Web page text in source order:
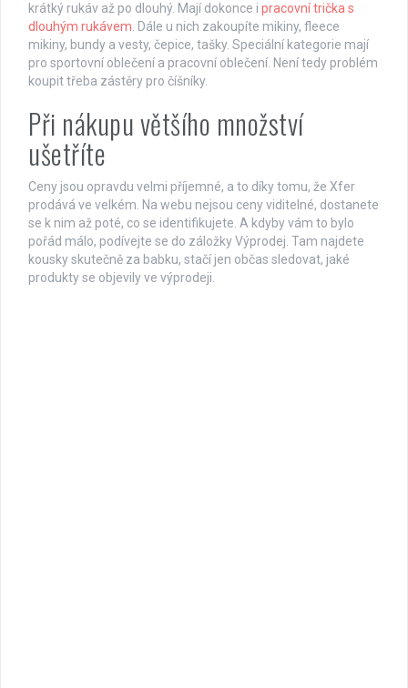
krátký rukáv až po dlouhý. Mají dokonce i pracovní trička s
dlouhým rukávem . Dále u nich zakoupíte mikiny, fleece
mikiny, bundy a vesty, čepice, tašky. Speciální kategorie mají
pro sportovní oblečení a pracovní oblečení. Není tedy problém
koupit třeba zástěry pro číšníky.
Při nákupu většího množství
ušetříte
Ceny jsou opravdu velmi příjemné, a to díky tomu, že Xfer
prodává ve velkém. Na webu nejsou ceny viditelné, dostanete
se k nim až poté, co se identifikujete. A kdyby vám to bylo
pořád málo, podívejte se do záložky Výprodej. Tam najdete
kousky skutečně za babku, stačí jen občas sledovat, jaké
produkty se objevily ve výprodeji.